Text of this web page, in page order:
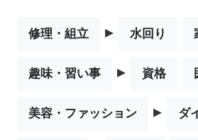
修理・組立 ▸ 水回り
趣味・習い事 ▸ 資格
美容・ファッション ▸ ダ